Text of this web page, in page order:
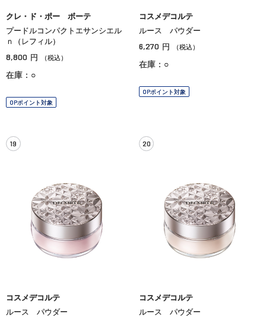
クレ・ド・ポー ボーテ
プードルコンパクトエサンシエル
ｎ（レフィル）
8,800 円 （税込）
在庫：○
OPポイント対象
コスメデコルテ
ルース パウダー
6,270 円 （税込）
在庫：○
OPポイント対象
19
コスメデコルテ
ルース パウダー
20
コスメデコルテ
ルース パウダー